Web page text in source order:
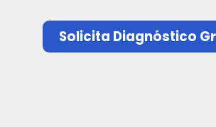
Solicita Diagnóstico